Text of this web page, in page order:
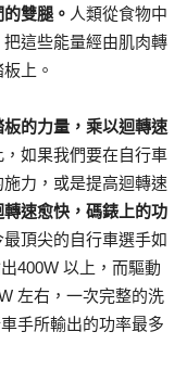
雙腿。 人類從食物中
這些能量經由肌肉轉
上。
的力量，乘以迴轉速
如果我們要在自行車
施力，或是提高迴轉速
速愈快，碼錶上的功
頂尖的自行車選手如
400W 以上，而驅動
左右，一次完整的洗
手所輸出的功率最多